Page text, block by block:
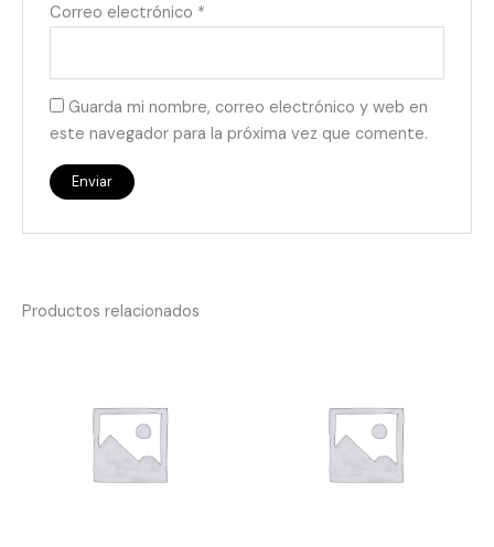
Correo electrónico *
Guarda mi nombre, correo electrónico y web en
este navegador para la próxima vez que comente.
Productos relacionados